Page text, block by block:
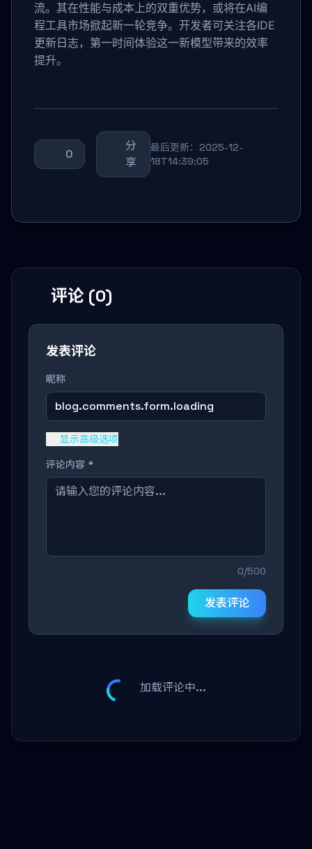
流。其在性能与成本上的双重优势，或将在AI编
程工具市场掀起新一轮竞争。开发者可关注各IDE
更新日志，第一时间体验这一新模型带来的效率
提升。
0
分
享
最后更新：2025-12-
18T14:39:05
评论 (0)
发表评论
昵称
blog.comments.form.loading
显示高级选项
评论内容 *
0/500
发表评论
加载评论中...